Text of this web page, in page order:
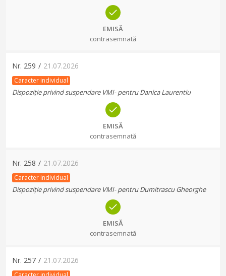
EMISĂ
contrasemnată
Nr. 259 / 21.07.2026
Caracter individual
Dispoziție privind suspendare VMI- pentru Danica Laurentiu
EMISĂ
contrasemnată
Nr. 258 / 21.07.2026
Caracter individual
Dispoziție privind suspendare VMI- pentru Dumitrascu Gheorghe
EMISĂ
contrasemnată
Nr. 257 / 21.07.2026